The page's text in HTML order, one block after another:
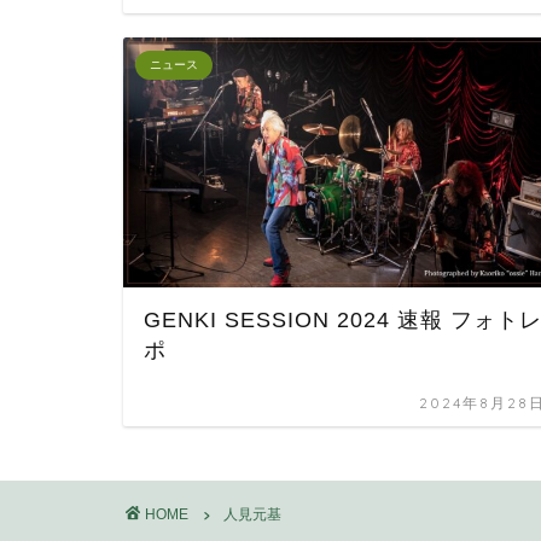
ニュース
GENKI SESSION 2024 速報 フォトレ
ポ
2024年8月28
HOME 人見元基